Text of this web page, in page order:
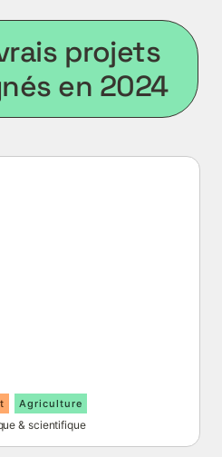
projets
en 2024
Agriculture
& scientifique